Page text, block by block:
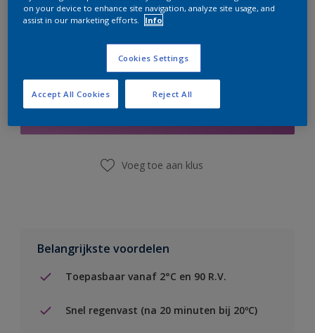
Boodschappenlijst
Voeg toe aan klus
Belangrijkste voordelen
Toepasbaar vanaf 2°C en 90 R.V.
Snel regenvast (na 20 minuten bij 20ºC)
on your device to enhance site navigation, analyze site usage, and
assist in our marketing efforts.
Info
Cookies Settings
Reject All
Accept All Cookies